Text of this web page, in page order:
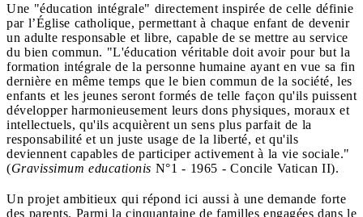
Une "éducation intégrale" directement inspirée de celle définie
par l’Église catholique, permettant à chaque enfant de devenir
un adulte responsable et libre, capable de se mettre au service
du bien commun. "L'éducation véritable doit avoir pour but la
formation intégrale de la personne humaine ayant en vue sa fin
dernière en même temps que le bien commun de la société, les
enfants et les jeunes seront formés de telle façon qu'ils puissent
développer harmonieusement leurs dons physiques, moraux et
intellectuels, qu'ils acquièrent un sens plus parfait de la
responsabilité et un juste usage de la liberté, et qu'ils
deviennent capables de participer activement à la vie sociale."
(Gravissimum educationis N°1 - 1965 - Concile Vatican II).
Un projet ambitieux qui répond ici aussi à une demande forte
des parents. Parmi la cinquantaine de familles engagées dans le